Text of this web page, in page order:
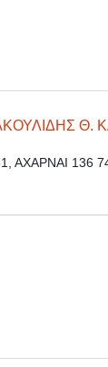
Θ.
ΑΧΑΡΝΑΙ 136